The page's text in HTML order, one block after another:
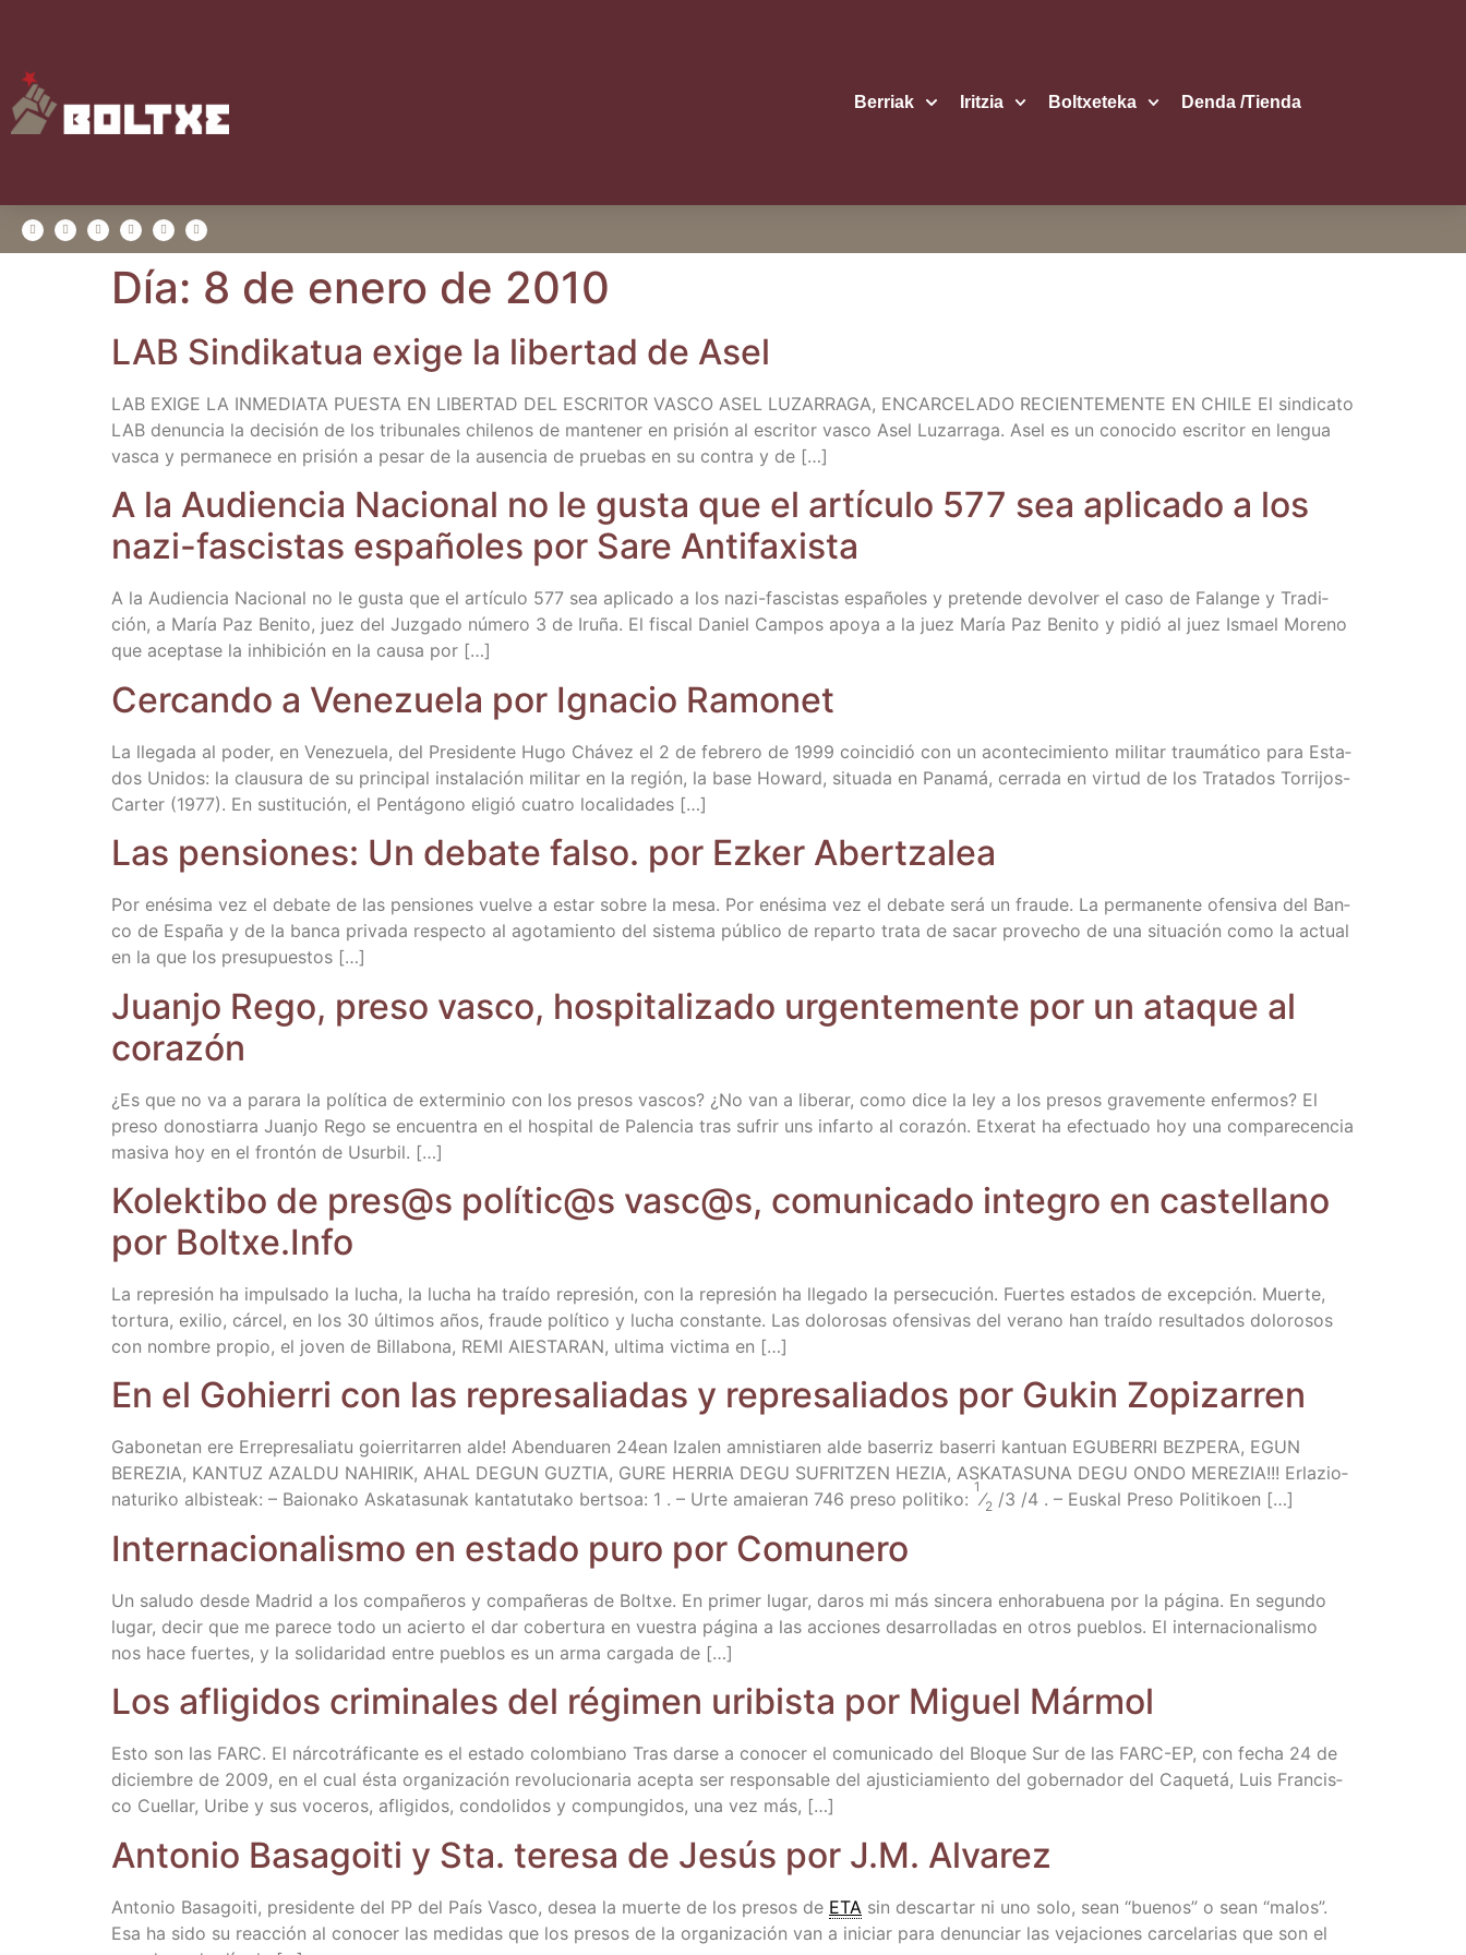
Berriak Iritzia Boltxe­te­ka Den­da /​Tien­da
Día: 8 de enero de 2010
LAB Sin­di­ka­tua exi­ge la liber­tad de Asel
LAB EXIGE LA INMEDIATA PUESTA EN LIBERTAD DEL ESCRITOR VASCO ASEL LUZARRAGA, ENCARCELADO RECIENTEMENTE EN CHILE El sin­di­ca­to
LAB denun­cia la deci­sión de los tri­bu­na­les chi­le­nos de man­te­ner en pri­sión al escri­tor vas­co Asel Luza­rra­ga. Asel es un cono­ci­do escri­tor en len­gua
vas­ca y per­ma­ne­ce en pri­sión a pesar de la ausen­cia de prue­bas en su con­tra y de […]
A la Audien­cia Nacio­nal no le gus­ta que el artícu­lo 577 sea apli­ca­do a los
nazi-fas­cis­tas espa­ño­les por Sare Antifaxista
A la Audien­cia Nacio­nal no le gus­ta que el artícu­lo 577 sea apli­ca­do a los nazi-fas­­ci­s­­tas espa­ño­les y pre­ten­de devol­ver el caso de Falan­ge y Tra­di­
ción, a María Paz Beni­to, juez del Juz­ga­do núme­ro 3 de Iru­ña. El fis­cal Daniel Cam­pos apo­ya a la juez María Paz Beni­to y pidió al juez Ismael Moreno
que acep­ta­se la inhi­bi­ción en la cau­sa por […]
Cer­can­do a Vene­zue­la por Igna­cio Ramonet
La lle­ga­da al poder, en Vene­zue­la, del Pre­si­den­te Hugo Chá­vez el 2 de febre­ro de 1999 coin­ci­dió con un acon­te­ci­mien­to mili­tar trau­má­ti­co para Esta­
dos Uni­dos: la clau­su­ra de su prin­ci­pal ins­ta­la­ción mili­tar en la región, la base Howard, situa­da en Pana­má, cerra­da en vir­tud de los Tra­ta­dos Torri­­jos-
Car­­ter (1977). En sus­ti­tu­ción, el Pen­tá­gono eli­gió cua­tro localidades […]
Las pen­sio­nes: Un deba­te fal­so. por Ezker Abertzalea
Por enési­ma vez el deba­te de las pen­sio­nes vuel­ve a estar sobre la mesa. Por enési­ma vez el deba­te será un frau­de. La per­ma­nen­te ofen­si­va del Ban­
co de Espa­ña y de la ban­ca pri­va­da res­pec­to al ago­ta­mien­to del sis­te­ma públi­co de repar­to tra­ta de sacar pro­ve­cho de una situa­ción como la actual
en la que los presupuestos […]
Juan­jo Rego, pre­so vas­co, hos­pi­ta­li­za­do urgen­te­men­te por un ata­que al
corazón
¿Es que no va a para­ra la polí­ti­ca de exter­mi­nio con los pre­sos vas­cos? ¿No van a libe­rar, como dice la ley a los pre­sos gra­ve­men­te enfer­mos? El
pre­so donos­tia­rra Juan­jo Rego se encuen­tra en el hos­pi­tal de Palen­cia tras sufrir uns infar­to al cora­zón. Etxe­rat ha efec­tua­do hoy una com­pa­re­cen­cia
masi­va hoy en el fron­tón de Usurbil. […]
Kolek­ti­bo de pres@s polític@s vasc@s, comu­ni­ca­do inte­gro en cas­te­llano
por Boltxe​.Info
La repre­sión ha impul­sa­do la lucha, la lucha ha traí­do repre­sión, con la repre­sión ha lle­ga­do la per­se­cu­ción. Fuer­tes esta­dos de excep­ción. Muer­te,
tor­tu­ra, exi­lio, cár­cel, en los 30 últi­mos años, frau­de polí­ti­co y lucha cons­tan­te. Las dolo­ro­sas ofen­si­vas del verano han traí­do resul­ta­dos dolo­ro­sos
con nom­bre pro­pio, el joven de Billa­bo­na, REMI AIESTARAN, ulti­ma vic­ti­ma en […]
En el Gohie­rri con las repre­sa­lia­das y repre­sa­lia­dos por Gukin Zopizarren
Gabo­ne­tan ere Erre­pre­sa­lia­tu goie­rri­ta­rren alde! Aben­dua­ren 24ean Iza­len amnis­tia­ren alde base­rriz base­rri kan­tuan EGUBERRI BEZPERA, EGUN
BEREZIA, KANTUZ AZALDU NAHIRIK, AHAL DEGUN GUZTIA, GURE HERRIA DEGU SUFRITZEN HEZIA, ASKATASUNA DEGU ONDO MEREZIA!!! Erla­zio­
na­tu­ri­ko albis­teak: – Baio­na­ko Aska­ta­su­nak kan­ta­tu­ta­ko ber­tsoa: 1 . – Urte amaie­ran 746 pre­so poli­ti­ko:
1
⁄2 /​3 /​4 . – Eus­kal Pre­so Politikoen […]
Inter­na­cio­na­lis­mo en esta­do puro por Comunero
Un salu­do des­de Madrid a los com­pa­ñe­ros y com­pa­ñe­ras de Boltxe. En pri­mer lugar, daros mi más sin­ce­ra enho­ra­bue­na por la pági­na. En segun­do
lugar, decir que me pare­ce todo un acier­to el dar cober­tu­ra en vues­tra pági­na a las accio­nes desa­rro­lla­das en otros pue­blos. El inter­na­cio­na­lis­mo
nos hace fuer­tes, y la soli­da­ri­dad entre pue­blos es un arma car­ga­da de […]
Los afli­gi­dos cri­mi­na­les del régi­men uri­bis­ta por Miguel Mármol
Esto son las FARC. El nár­co­trá­fi­can­te es el esta­do colom­biano Tras dar­se a cono­cer el comu­ni­ca­do del Blo­que Sur de las FARC-EP, con fecha 24 de
diciem­bre de 2009, en el cual ésta orga­ni­za­ción revo­lu­cio­na­ria acep­ta ser res­pon­sa­ble del ajus­ti­cia­mien­to del gober­na­dor del Caque­tá, Luis Fran­cis­
co Cue­llar, Uri­be y sus voce­ros, afli­gi­dos, con­do­li­dos y com­pun­gi­dos, una vez más, […]
Anto­nio Basa­goi­ti y Sta. tere­sa de Jesús por J.M. Alvarez
Anto­nio Basa­goi­ti, pre­si­den­te del PP del País Vas­co, desea la muer­te de los pre­sos de ETA sin des­car­tar ni uno solo, sean “bue­nos” o sean “malos”.
Esa ha sido su reac­ción al cono­cer las medi­das que los pre­sos de la orga­ni­za­ción van a ini­ciar para denun­ciar las veja­cio­nes car­ce­la­rias que son el